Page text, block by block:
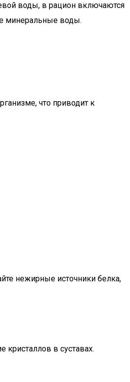
воды, в рацион включаются
минеральные воды.
что приводит к
нежирные источники белка,
кристаллов в суставах.